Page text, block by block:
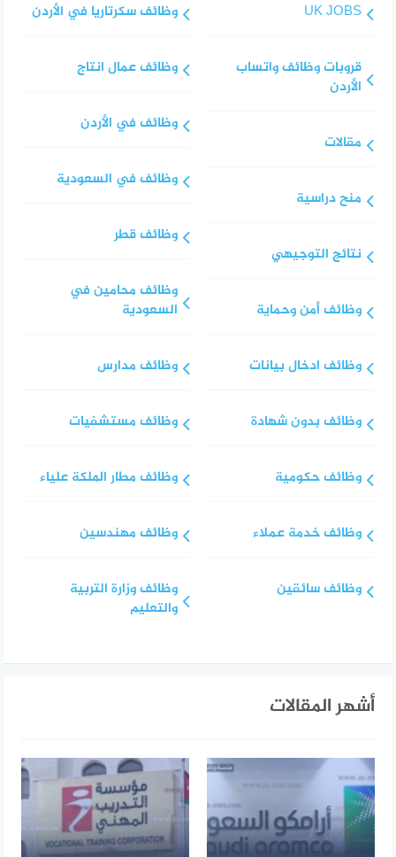
UK JOBS
قروبات وظائف واتساب
الأردن
مقالات
منح دراسية
نتائج التوجيهي
وظائف أمن وحماية
وظائف ادخال بيانات
وظائف بدون شهادة
وظائف حكومية
وظائف خدمة عملاء
وظائف سائقين
وظائف سكرتاريا في الأردن
وظائف عمال انتاج
وظائف في الأردن
وظائف في السعودية
وظائف قطر
وظائف محامين في
السعودية
وظائف مدارس
وظائف مستشفيات
وظائف مطار الملكة علياء
وظائف مهندسين
وظائف وزارة التربية
والتعليم
أشهر المقالات